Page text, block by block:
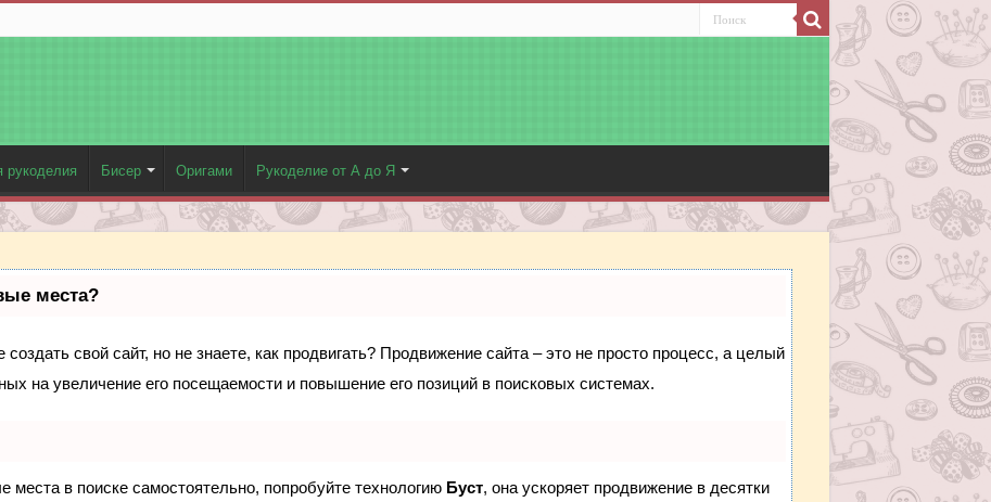
рукоделия Бисер Оригами Рукоделие от А до Я
места?
свой сайт, но не знаете, как продвигать? Продвижение сайта – это не просто процесс, а целый
на увеличение его посещаемости и повышение его позиций в поисковых системах.
места в поиске самостоятельно, попробуйте технологию Буст, она ускоряет продвижение в десятки